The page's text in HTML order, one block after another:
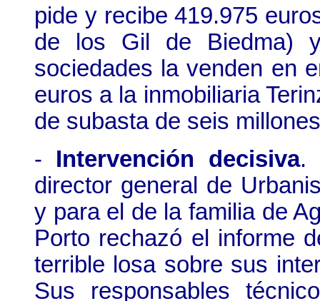
pide y recibe 419.975
de los Gil de Biedma) y
sociedades la venden en
euros a la inmobiliaria
de subasta de seis
- Intervención decisiva.
director general de
y para el de la familia de
Porto rechazó el informe
terrible losa sobre sus
Sus responsables